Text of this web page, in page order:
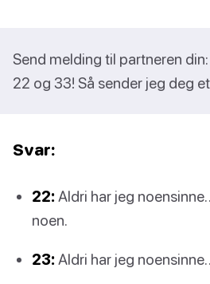
Send melding til partneren
22 og 33! Så sender jeg deg
Svar:
22: Aldri har jeg
noen.
23: Aldri har jeg